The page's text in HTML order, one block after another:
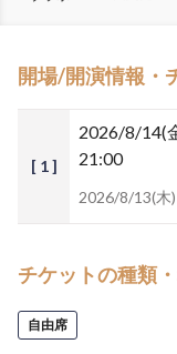
開場/開演情報・
[ 1 ]
2026/8/14(
21:00
2026/8/13(木
チケットの種類
自由席